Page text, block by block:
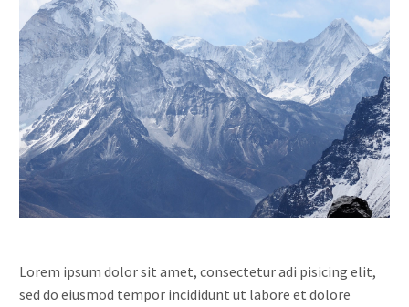
Lorem ipsum dolor sit amet, consectetur adi pisicing elit,
sed do eiusmod tempor incididunt ut labore et dolore